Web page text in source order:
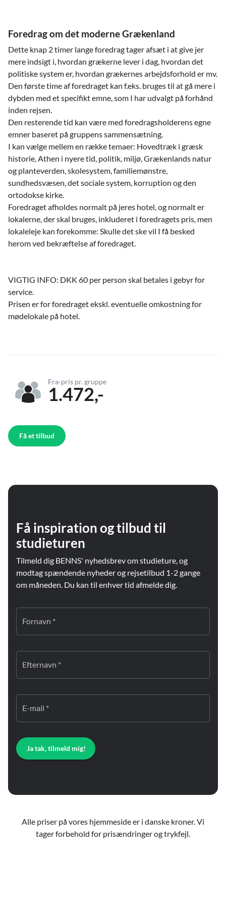
Foredrag om det moderne Grækenland
Dette knap 2 timer lange foredrag tager afsæt i at give jer
mere indsigt i, hvordan grækerne lever i dag, hvordan det
politiske system er, hvordan grækernes arbejdsforhold er mv.
Den første time af foredraget kan f.eks. bruges til at gå mere i
dybden med et specifikt emne, som I har udvalgt på forhånd
inden rejsen.
Den resterende tid kan være med foredragsholderens egne
emner baseret på gruppens sammensætning.
I kan vælge mellem en række temaer: Hovedtræk i græsk
historie, Athen i nyere tid, politik, miljø, Grækenlands natur
og planteverden, skolesystem, familiemønstre,
sundhedsvæsen, det sociale system, korruption og den
ortodokse kirke.
Foredraget afholdes normalt på jeres hotel, og normalt er
lokalerne, der skal bruges, inkluderet i foredragets pris, men
lokaleleje kan forekomme: Skulle det ske vil I få besked
herom ved bekræftelse af foredraget.
VIGTIG INFO: DKK 60 per person skal betales i gebyr for
service.
Prisen er for foredraget ekskl. eventuelle omkostning for
mødelokale på hotel.
Fra-pris pr. gruppe
1.472,-
Få et tilbud
Få inspiration og tilbud til
studieturen
Tilmeld dig BENNS' nyhedsbrev om studieture, og
modtag spændende nyheder og rejsetilbud 1-2 gange
om måneden. Du kan til enhver tid afmelde dig.
Fornavn *
Efternavn *
E-mail *
Ja tak, tilmeld mig!
Alle priser på vores hjemmeside er i danske kroner. Vi
tager forbehold for prisændringer og trykfejl.